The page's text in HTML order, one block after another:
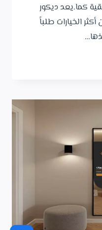
كما.يعد ديكور
الخيارات طلباً